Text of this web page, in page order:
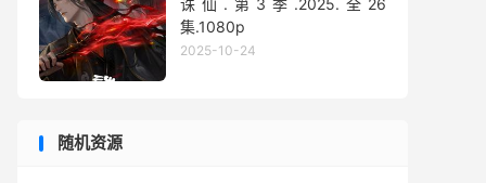
诛仙.第3季.2025.全26
集.1080p
2025-10-24
随机资源